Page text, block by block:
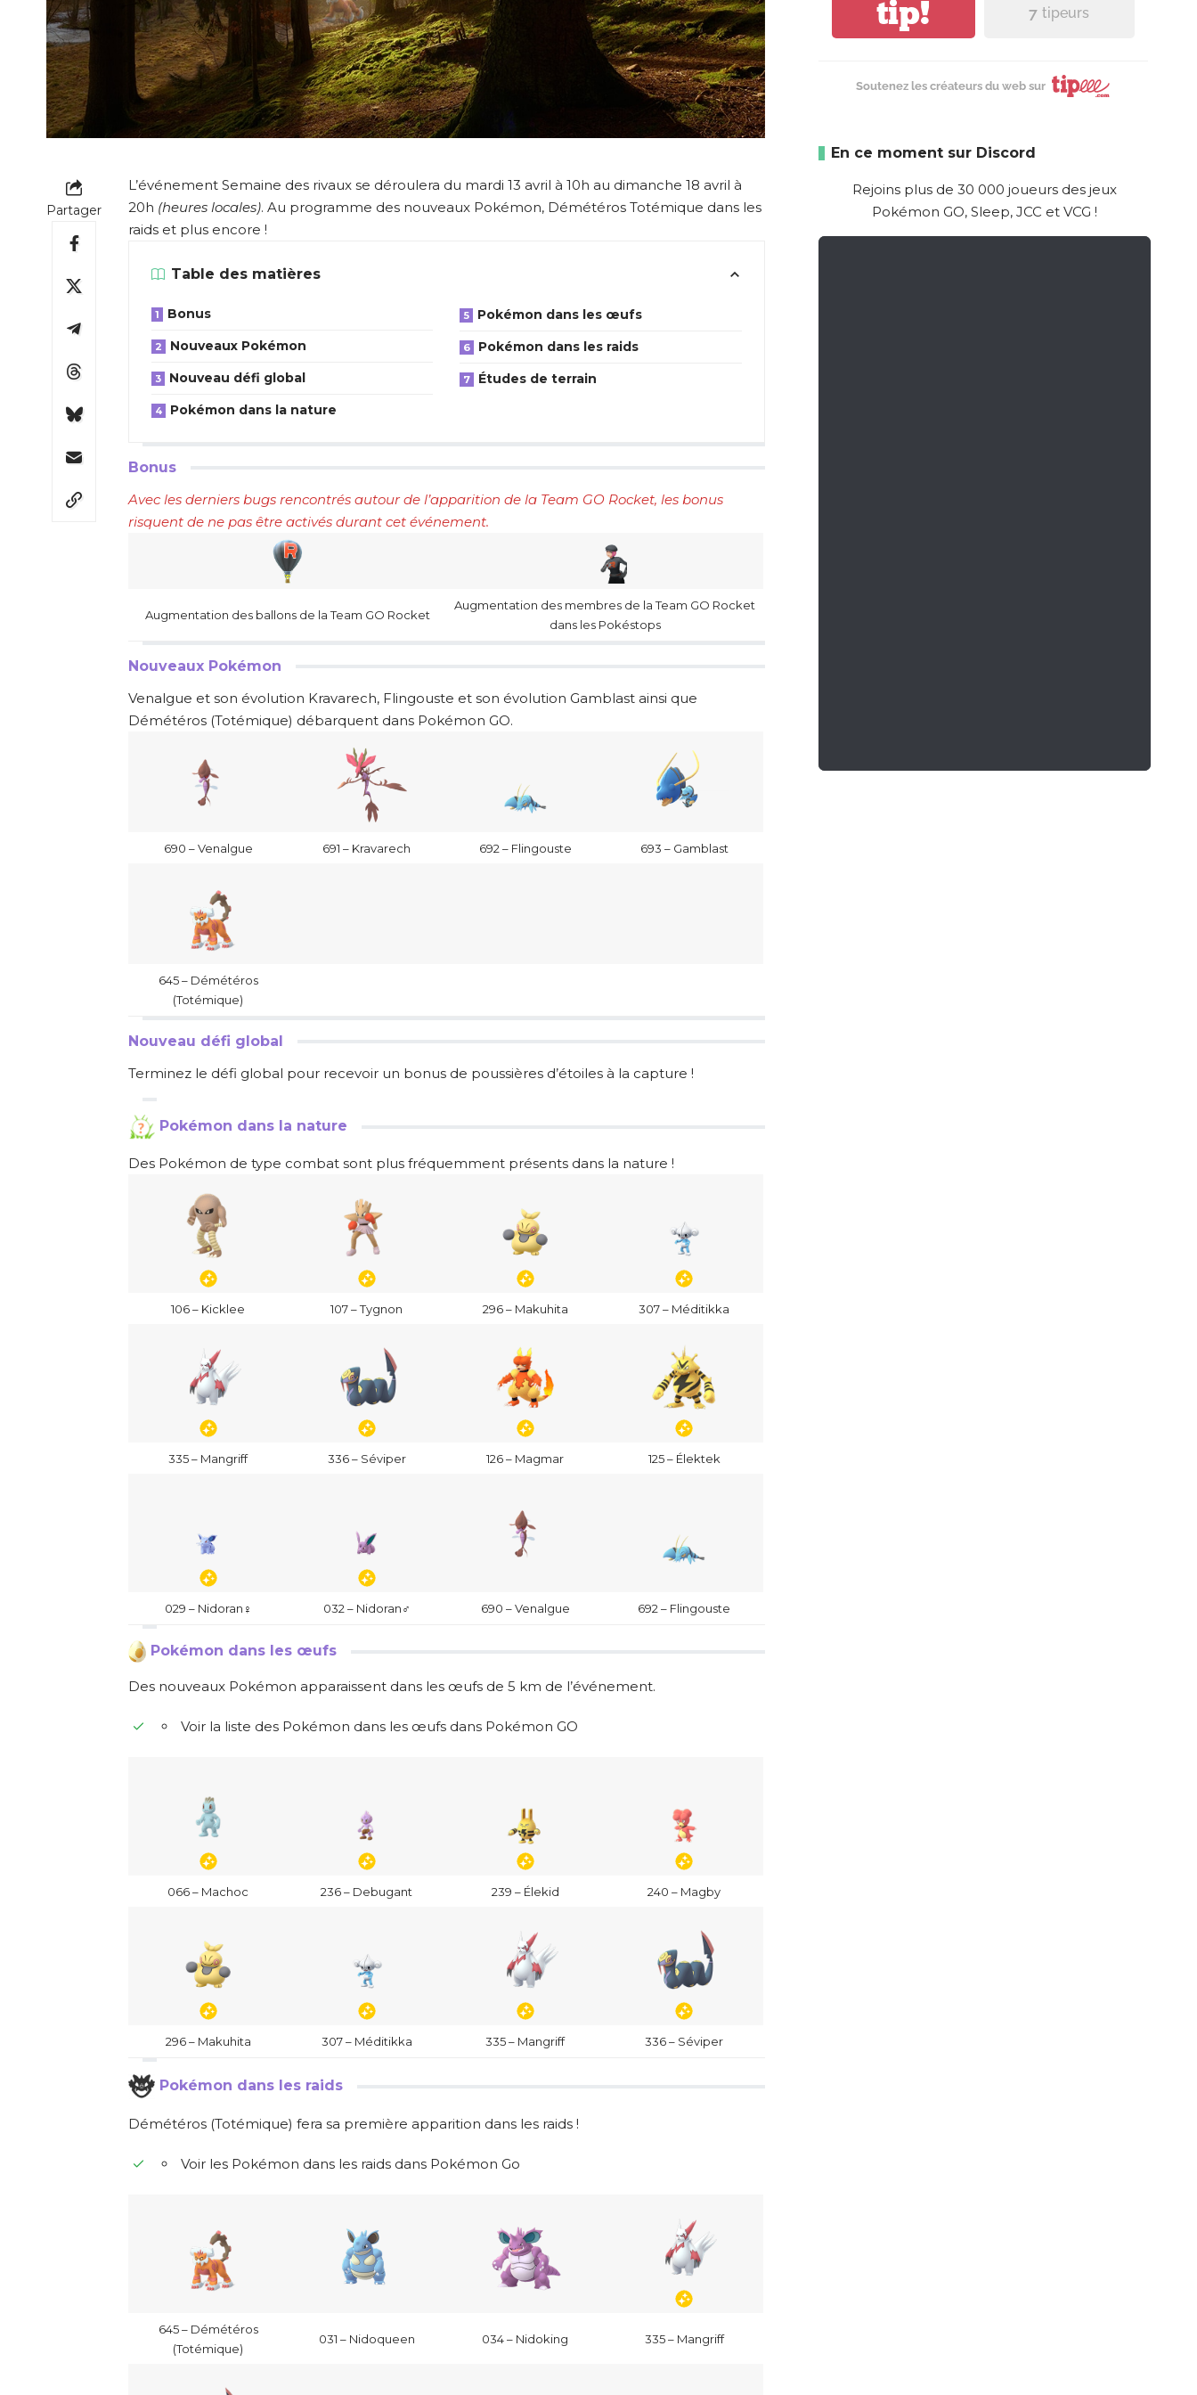
Partager
L’événement Semaine des rivaux se déroulera du mardi 13 avril à 10h au dimanche 18 avril à
20h (heures locales). Au programme des nouveaux Pokémon, Démétéros Totémique dans les
raids et plus encore !
Table des matières
Bonus
Nouveaux Pokémon
Nouveau défi global
Pokémon dans la nature
Pokémon dans les œufs
Pokémon dans les raids
Études de terrain
Bonus
Avec les derniers bugs rencontrés autour de l’apparition de la Team GO Rocket, les bonus
risquent de ne pas être activés durant cet événement.
Augmentation des ballons de la Team GO Rocket
Augmentation des membres de la Team GO Rocket
dans les Pokéstops
Nouveaux Pokémon
Venalgue et son évolution Kravarech, Flingouste et son évolution Gamblast ainsi que
Démétéros (Totémique) débarquent dans Pokémon GO.
690 – Venalgue 691 – Kravarech 692 – Flingouste 693 – Gamblast
645 – Démétéros
(Totémique)
Nouveau défi global
Terminez le défi global pour recevoir un bonus de poussières d’étoiles à la capture !
Pokémon dans la nature
Des Pokémon de type combat sont plus fréquemment présents dans la nature !
106 – Kicklee 107 – Tygnon 296 – Makuhita 307 – Méditikka
335 – Mangriff 336 – Séviper 126 – Magmar 125 – Élektek
029 – Nidoran♀ 032 – Nidoran♂ 690 – Venalgue 692 – Flingouste
Pokémon dans les œufs
Des nouveaux Pokémon apparaissent dans les œufs de 5 km de l’événement.
Voir la liste des Pokémon dans les œufs dans Pokémon GO
066 – Machoc 236 – Debugant 239 – Élekid 240 – Magby
296 – Makuhita 307 – Méditikka 335 – Mangriff 336 – Séviper
Pokémon dans les raids
Démétéros (Totémique) fera sa première apparition dans les raids !
Voir les Pokémon dans les raids dans Pokémon Go
645 – Démétéros
(Totémique)
031 – Nidoqueen 034 – Nidoking 335 – Mangriff
tip! 7 tipeurs
Soutenez les créateurs du web sur
En ce moment sur Discord
Rejoins plus de 30 000 joueurs des jeux
Pokémon GO, Sleep, JCC et VCG !